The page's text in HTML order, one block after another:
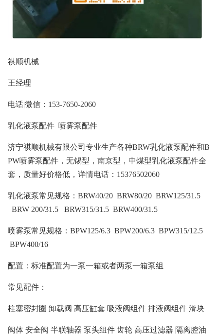
祺顺机械
王经理
电话|微信：153-7650-2060
乳化液泵配件 喷雾泵配件
济宁祺顺机械有限公司专业生产各种BRW乳化液泵配件和B
PW喷雾泵配件，无锡型，南京型，中煤型乳化液泵配件全
套，质量好价格低，详情电话：15376502060
乳化液泵常见规格：BRW40/20 BRW80/20 BRW125/31.5
BRW 200/31.5 BRW315/31.5 BRW400/31.5
喷雾泵常见规格：BPW125/6.3 BPW200/6.3 BPW315/12.5
BPW400/16
配置：标准配置为一泵一箱或者两泵一箱泵组
常见配件：
柱塞密封圈 卸载阀 高压缸套 吸液阀组件 排液阀组件 滑块
阀体 安全阀 半联轴器 泵头组件 齿轮 高压过滤器 隔离腔油